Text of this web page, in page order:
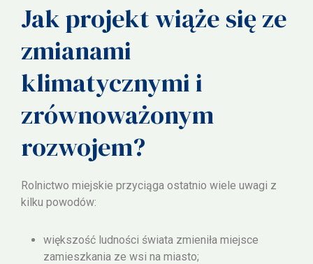
Jak projekt wiąże się ze
zmianami
klimatycznymi i
zrównoważonym
rozwojem?
Rolnictwo miejskie przyciąga ostatnio wiele uwagi z
kilku powodów:
większość ludności świata zmieniła miejsce
zamieszkania ze wsi na miasto;